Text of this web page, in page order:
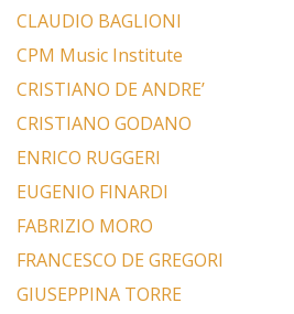
CLAUDIO BAGLIONI
CPM Music Institute
CRISTIANO DE ANDRE’
CRISTIANO GODANO
ENRICO RUGGERI
EUGENIO FINARDI
FABRIZIO MORO
FRANCESCO DE GREGORI
GIUSEPPINA TORRE